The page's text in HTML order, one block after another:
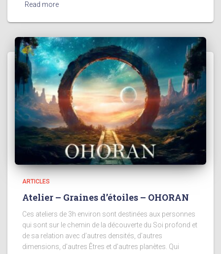
Read more
ARTICLES
Atelier – Graines d’étoiles – OHORAN
Ces ateliers de 3h environ sont destinées aux personnes
qui sont sur le chemin de la découverte du Soi profond et
de sa relation avec d’autres densités, d’autres
dimensions, d’autres Êtres et d’autres planètes. Qui